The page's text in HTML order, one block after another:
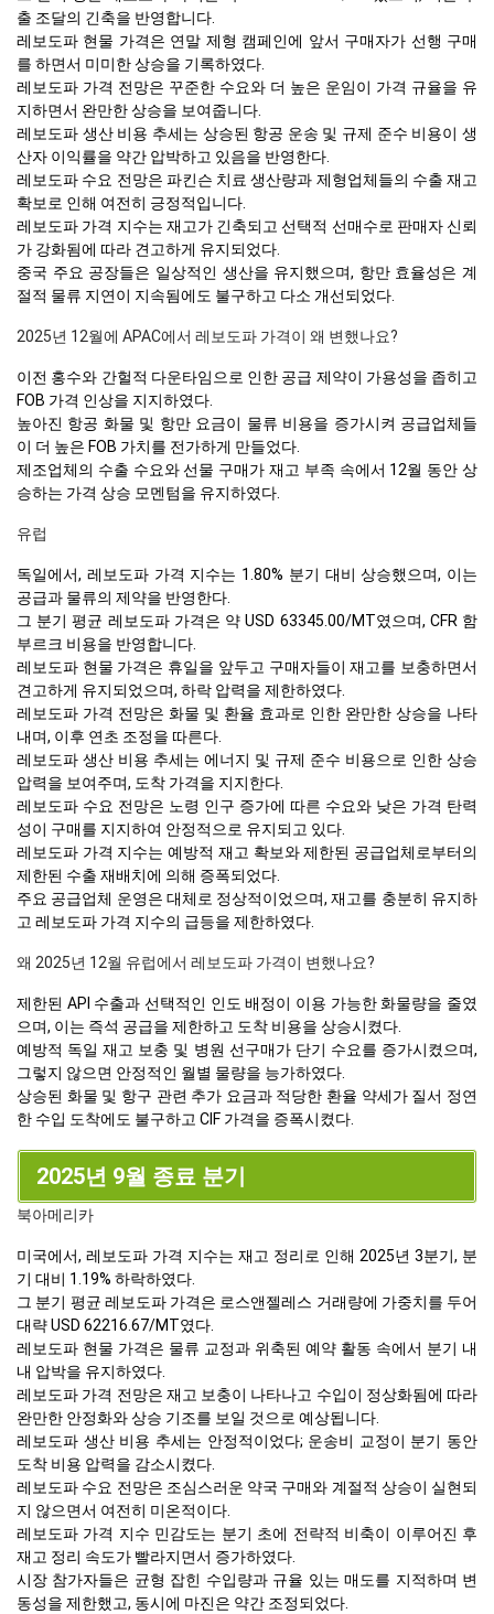
출 조달의 긴축을 반영합니다.
레보도파 현물 가격은 연말 제형 캠페인에 앞서 구매자가 선행 구매
를 하면서 미미한 상승을 기록하였다.
레보도파 가격 전망은 꾸준한 수요와 더 높은 운임이 가격 규율을 유
지하면서 완만한 상승을 보여줍니다.
레보도파 생산 비용 추세는 상승된 항공 운송 및 규제 준수 비용이 생
산자 이익률을 약간 압박하고 있음을 반영한다.
레보도파 수요 전망은 파킨슨 치료 생산량과 제형업체들의 수출 재고
확보로 인해 여전히 긍정적입니다.
레보도파 가격 지수는 재고가 긴축되고 선택적 선매수로 판매자 신뢰
가 강화됨에 따라 견고하게 유지되었다.
중국 주요 공장들은 일상적인 생산을 유지했으며, 항만 효율성은 계
절적 물류 지연이 지속됨에도 불구하고 다소 개선되었다.
2025년 12월에 APAC에서 레보도파 가격이 왜 변했나요?
이전 홍수와 간헐적 다운타임으로 인한 공급 제약이 가용성을 좁히고
FOB 가격 인상을 지지하였다.
높아진 항공 화물 및 항만 요금이 물류 비용을 증가시켜 공급업체들
이 더 높은 FOB 가치를 전가하게 만들었다.
제조업체의 수출 수요와 선물 구매가 재고 부족 속에서 12월 동안 상
승하는 가격 상승 모멘텀을 유지하였다.
유럽
독일에서, 레보도파 가격 지수는 1.80% 분기 대비 상승했으며, 이는
공급과 물류의 제약을 반영한다.
그 분기 평균 레보도파 가격은 약 USD 63345.00/MT였으며, CFR 함
부르크 비용을 반영합니다.
레보도파 현물 가격은 휴일을 앞두고 구매자들이 재고를 보충하면서
견고하게 유지되었으며, 하락 압력을 제한하였다.
레보도파 가격 전망은 화물 및 환율 효과로 인한 완만한 상승을 나타
내며, 이후 연초 조정을 따른다.
레보도파 생산 비용 추세는 에너지 및 규제 준수 비용으로 인한 상승
압력을 보여주며, 도착 가격을 지지한다.
레보도파 수요 전망은 노령 인구 증가에 따른 수요와 낮은 가격 탄력
성이 구매를 지지하여 안정적으로 유지되고 있다.
레보도파 가격 지수는 예방적 재고 확보와 제한된 공급업체로부터의
제한된 수출 재배치에 의해 증폭되었다.
주요 공급업체 운영은 대체로 정상적이었으며, 재고를 충분히 유지하
고 레보도파 가격 지수의 급등을 제한하였다.
왜 2025년 12월 유럽에서 레보도파 가격이 변했나요?
제한된 API 수출과 선택적인 인도 배정이 이용 가능한 화물량을 줄였
으며, 이는 즉석 공급을 제한하고 도착 비용을 상승시켰다.
예방적 독일 재고 보충 및 병원 선구매가 단기 수요를 증가시켰으며,
그렇지 않으면 안정적인 월별 물량을 능가하였다.
상승된 화물 및 항구 관련 추가 요금과 적당한 환율 약세가 질서 정연
한 수입 도착에도 불구하고 CIF 가격을 증폭시켰다.
2025년 9월 종료 분기
북아메리카
미국에서, 레보도파 가격 지수는 재고 정리로 인해 2025년 3분기, 분
기 대비 1.19% 하락하였다.
그 분기 평균 레보도파 가격은 로스앤젤레스 거래량에 가중치를 두어
대략 USD 62216.67/MT였다.
레보도파 현물 가격은 물류 교정과 위축된 예약 활동 속에서 분기 내
내 압박을 유지하였다.
레보도파 가격 전망은 재고 보충이 나타나고 수입이 정상화됨에 따라
완만한 안정화와 상승 기조를 보일 것으로 예상됩니다.
레보도파 생산 비용 추세는 안정적이었다; 운송비 교정이 분기 동안
도착 비용 압력을 감소시켰다.
레보도파 수요 전망은 조심스러운 약국 구매와 계절적 상승이 실현되
지 않으면서 여전히 미온적이다.
레보도파 가격 지수 민감도는 분기 초에 전략적 비축이 이루어진 후
재고 정리 속도가 빨라지면서 증가하였다.
시장 참가자들은 균형 잡힌 수입량과 규율 있는 매도를 지적하며 변
동성을 제한했고, 동시에 마진은 약간 조정되었다.